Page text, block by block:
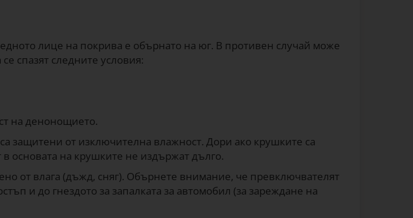
лице на покрива е обърнато на юг. В противен случай може
спазят следните условия:
на денонощието.
защитени от изключителна влажност. Дори ако крушките са
основата на крушките не издържат дълго.
от влага (дъжд, сняг). Обърнете внимание, че превключвателят
и до гнездото за запалката за автомобил (за зареждане на